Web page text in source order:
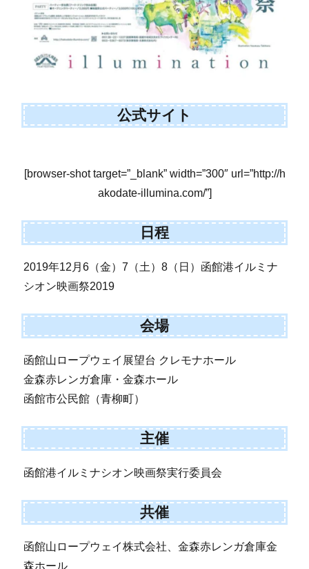
公式サイト
[browser-shot target=”_blank” width=”300″ url=”http://h
akodate-illumina.com/”]
日程
2019年12月6（金）7（土）8（日）函館港イルミナ
シオン映画祭2019
会場
函館山ロープウェイ展望台 クレモナホール
金森赤レンガ倉庫・金森ホール
函館市公民館（青柳町）
主催
函館港イルミナシオン映画祭実行委員会
共催
函館山ロープウェイ株式会社、金森赤レンガ倉庫金
森ホール